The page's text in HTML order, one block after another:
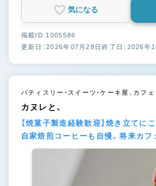
気になる
掲載ID 1005586
更新日：2026年07月28日終了日：2026年
パティスリー・スイーツ・ケーキ屋、カフェ
カヌレと、
【焼菓子製造経験歓迎】焼き立てに
自家焙煎コーヒーも自慢。将来カフ